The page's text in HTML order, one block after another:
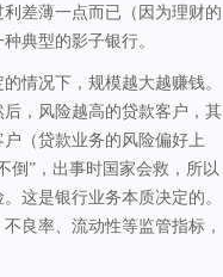
差薄一点而已（因为理财的
典型的影子银行。
情况下，规模越大越赚钱。
，风险越高的贷款客户，其
（贷款业务的风险偏好上
倒”，出事时国家会救，所以
这是银行业务本质决定的。
良率、流动性等监管指标，